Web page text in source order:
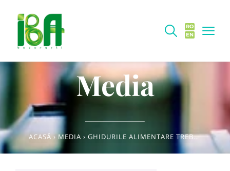
RO
EN
Media
ACASĂ › MEDIA › GHIDURILE ALIMENTARE TREBUIE REVIZUITE ȚINÂND CONT DE IMPACTUL PRODUCȚIEI ALIMENTARE ASUPRA MEDIULUI